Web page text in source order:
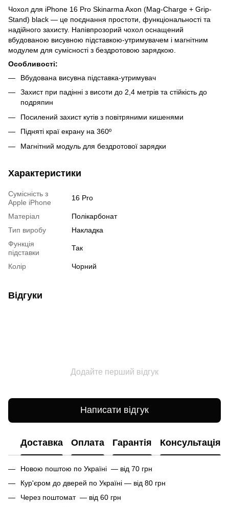
Чохол для iPhone 16 Pro Skinarma Axon (Mag-Charge + Grip-
Stand) black — це поєднання простоти, функціональності та
надійного захисту. Напівпрозорий чохол оснащений
вбудованою висувною підставкою-утримувачем і магнітним
модулем для сумісності з бездротовою зарядкою.
Особливості:
Вбудована висувна підставка-утримувач
Захист при падінні з висоти до 2,4 метрів та стійкість до
подряпин
Посилений захист кутів з повітряними кишенями
Підняті краї екрану на 360º
Магнітний модуль для бездротової зарядки
Характеристики
Сумісність з
Apple iPhone
16 Pro
Матеріал
Полікарбонат
Тип виробу
Накладка
Функція
підставки
Так
Колір Чорний
Відгуки
Додайте перший відгук
Написати відгук
Доставка Оплата Гарантія Консультація
Новою поштою по Україні — від 70 грн
Кур'єром до дверей по Україні — від 80 грн
Через поштомат — від 60 грн